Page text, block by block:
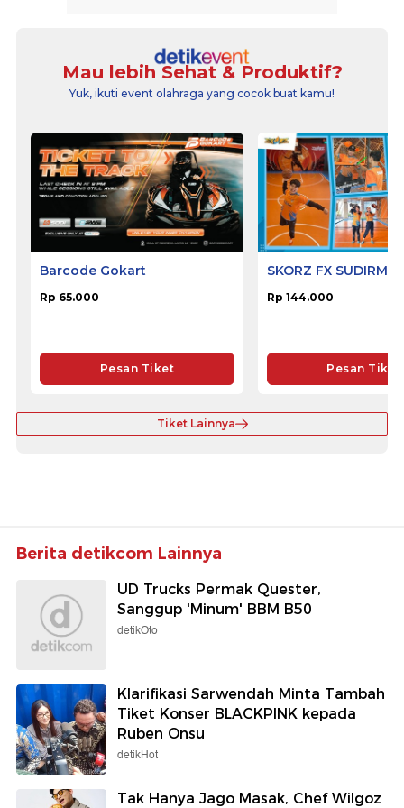
Mau lebih Sehat & Produktif?
Yuk, ikuti event olahraga yang cocok buat kamu!
Barcode Gokart
Rp 65.000
Pesan Tiket
SKORZ FX
Rp 144.000
Pesan Tiket
Tiket Lainnya
Berita detikcom Lainnya
UD Trucks Permak Quester,
Sanggup 'Minum' BBM B50
detikOto
Klarifikasi Sarwendah Minta Tambah
Tiket Konser BLACKPINK kepada
Ruben Onsu
detikHot
Tak Hanya Jago Masak, Chef Wilgoz